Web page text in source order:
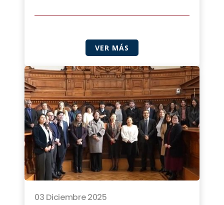
VER MÁS
03 Diciembre 2025